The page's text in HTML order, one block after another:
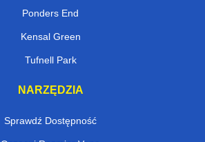
Ponders End
Kensal Green
Tufnell Park
NARZĘDZIA
Sprawdź Dostępność